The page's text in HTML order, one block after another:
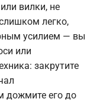
вилки, не
легко,
усилием — вы
или
закрутите
дожмите его до